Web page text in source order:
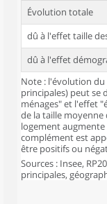
Évolution totale
dû à l'effet taille
dû à l'effet
Note : l'évolution du
principales) peut se
ménages" et l'effet
de la taille moyenne
logement
complément est
être positifs ou
Sources : Insee,
principales,